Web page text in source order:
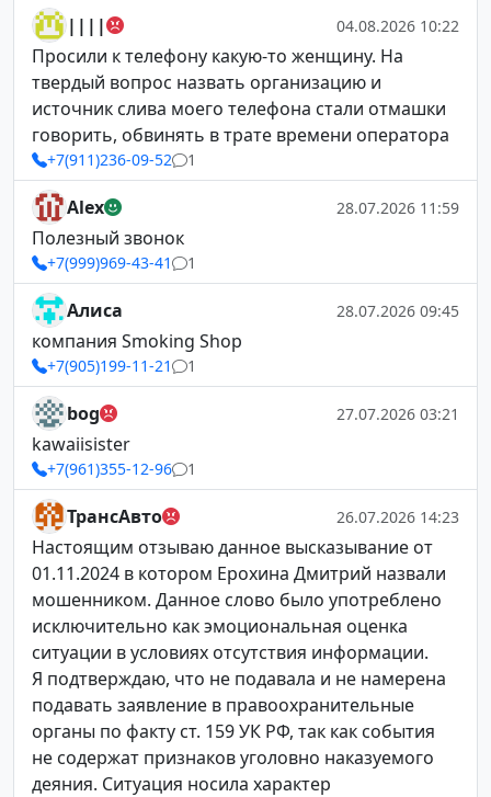
|||| 04.08.2026 10:22
Просили к телефону какую-то женщину. На
твердый вопрос назвать организацию и
источник слива моего телефона стали отмашки
говорить, обвинять в трате времени оператора
+7(911)236-09-52 1
Alex 28.07.2026 11:59
Полезный звонок
+7(999)969-43-41 1
Алиса 28.07.2026 09:45
компания Smoking Shop
+7(905)199-11-21 1
bog 27.07.2026 03:21
kawaiisister
+7(961)355-12-96 1
ТрансАвто 26.07.2026 14:23
Настоящим отзываю данное высказывание от
01.11.2024 в котором Ерохина Дмитрий назвали
мошенником. Данное слово было употреблено
исключительно как эмоциональная оценка
ситуации в условиях отсутствия информации.
Я подтверждаю, что не подавала и не намерена
подавать заявление в правоохранительные
органы по факту ст. 159 УК РФ, так как события
не содержат признаков уголовно наказуемого
деяния. Ситуация носила характер